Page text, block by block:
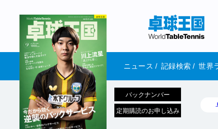
ニュース / 記録検索 / 世界
バックナンバー
定期購読のお申し込み